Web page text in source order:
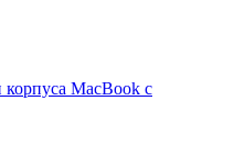
корпуса MacBook с